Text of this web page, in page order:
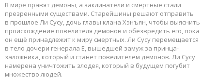
В мире правят демоны, а заклинатели и смертные стали
презренными существами. Старейшины решают отправить
в прошлое Ли Сусу, дочь главы клана Хэнъян, чтобы выяснить
происхождение повелителя демонов и обезвредить его, пока
он ещё принадлежит к миру смертных. Ли Сусу перемещается
в тело дочери генерала Е, вышедшей замуж за принца-
заложника, который и станет повелителем демонов. Ли Сусу
намерена уничтожить злодея, который в будущем погубит
множество людей.